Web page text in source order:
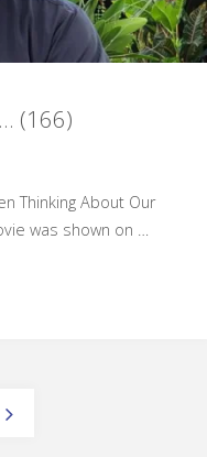
(166)
Thinking About Our
was shown on …